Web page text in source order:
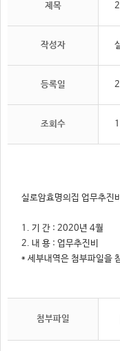
제목
작성자
등록일
조회수
실로암효명의집 업무추진
1. 기 간 : 2020년 4월
2. 내 용 : 업무추진비
* 세부내역은 첨부파일을
첨부파일